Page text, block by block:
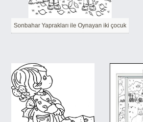
Sonbahar Yaprakları ile Oynayan iki çocuk